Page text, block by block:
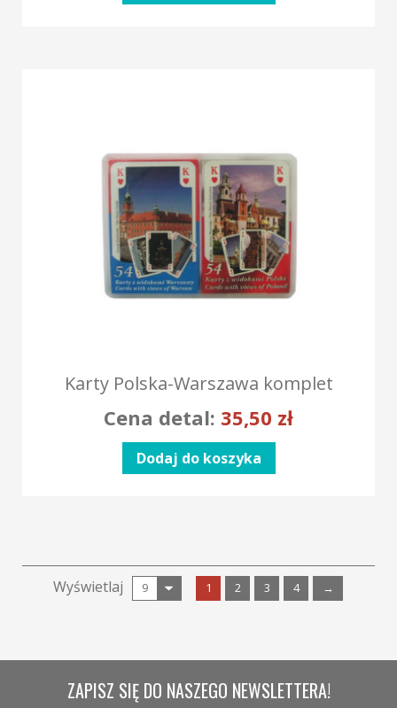
Karty Polska-Warszawa komplet
Cena detal: 35,50 zł
Dodaj do koszyka
Wyświetlaj 1 2 3 4 →
ZAPISZ SIĘ DO NASZEGO NEWSLETTERA!